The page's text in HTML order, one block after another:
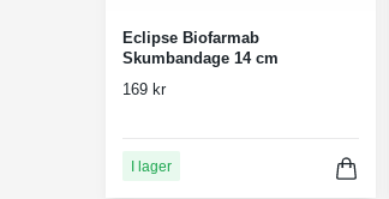
Eclipse Biofarmab
Skumbandage 14 cm
169 kr
I lager